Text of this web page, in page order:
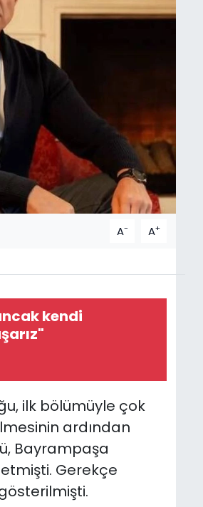
A- A+
kendi
ilk bölümüyle çok
ardından
Bayrampaşa
Gerekçe